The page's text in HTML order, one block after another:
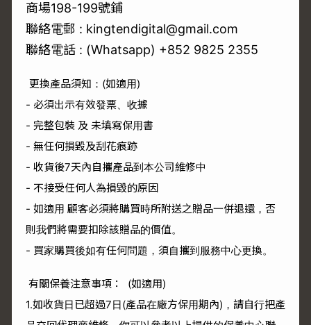
商場198-199號鋪
聯絡電郵 : kingtendigital@gmail.com
聯絡電話 : (Whatsapp) +852 9825 2355
更換產品須知：(如適用)
- 必須出示有效發票、收據
- 完整包裝 及 未填寫保用書
- 無任何損毀及刮花痕跡
- 收貨後7天內自攜產品到本公司維修中
- 不接受任何人為損毀的原因
- 如適用 顧客必須將購買時所附送之贈品一併退還，否
則我們將需要扣除該贈品的價值。
- 買家購買後如有任何問題，須自攜到服務中心更換。
有關保養注意事項： (如適用)
1.如收貨日已超過7日(產品在廠方保用期內)，請自行把產